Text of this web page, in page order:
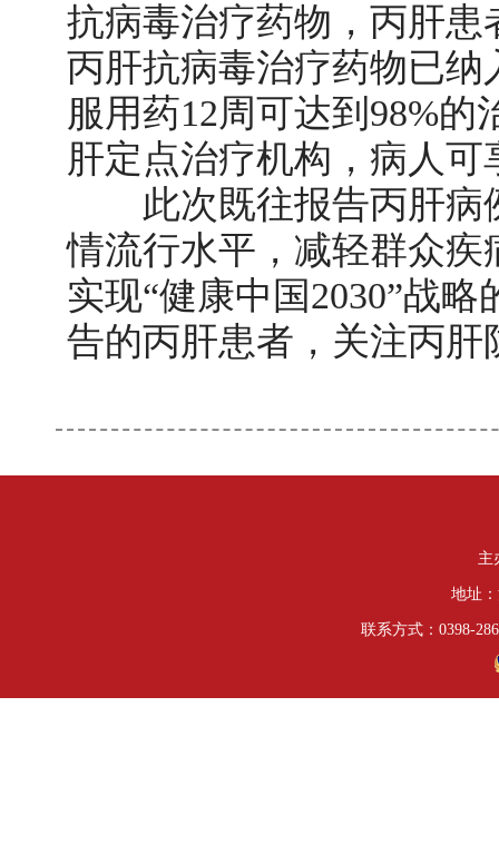
抗病毒治疗药物，丙肝患
丙肝抗病毒治疗药物已
服用药12周可达到98%
肝定点治疗机构，病人
此次既往报告丙肝病
情流行水平，减轻群众
实现“健康中国2030”战
告的丙肝患者，关注丙
主
地址
联系方式：0398-